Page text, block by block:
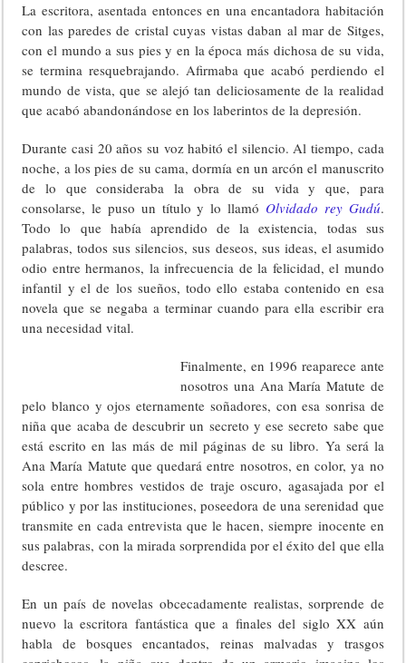
La escritora, asentada entonces en una encantadora habitación
con las paredes de cristal cuyas vistas daban al mar de Sitges,
con el mundo a sus pies y en la época más dichosa de su vida,
se termina resquebrajando. Afirmaba que acabó perdiendo el
mundo de vista, que se alejó tan deliciosamente de la realidad
que acabó abandonándose en los laberintos de la depresión.
Durante casi 20 años su voz habitó el silencio. Al tiempo, cada
noche, a los pies de su cama, dormía en un arcón el manuscrito
de lo que consideraba la obra de su vida y que, para
consolarse, le puso un título y lo llamó Olvidado rey Gudú.
Todo lo que había aprendido de la existencia, todas sus
palabras, todos sus silencios, sus deseos, sus ideas, el asumido
odio entre hermanos, la infrecuencia de la felicidad, el mundo
infantil y el de los sueños, todo ello estaba contenido en esa
novela que se negaba a terminar cuando para ella escribir era
una necesidad vital.
Finalmente, en 1996 reaparece ante
nosotros una Ana María Matute de
pelo blanco y ojos eternamente soñadores, con esa sonrisa de
niña que acaba de descubrir un secreto y ese secreto sabe que
está escrito en las más de mil páginas de su libro. Ya será la
Ana María Matute que quedará entre nosotros, en color, ya no
sola entre hombres vestidos de traje oscuro, agasajada por el
público y por las instituciones, poseedora de una serenidad que
transmite en cada entrevista que le hacen, siempre inocente en
sus palabras, con la mirada sorprendida por el éxito del que ella
descree.
En un país de novelas obcecadamente realistas, sorprende de
nuevo la escritora fantástica que a finales del siglo XX aún
habla de bosques encantados, reinas malvadas y trasgos